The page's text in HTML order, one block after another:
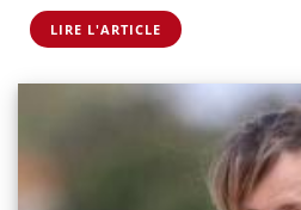
LIRE L'ARTICLE